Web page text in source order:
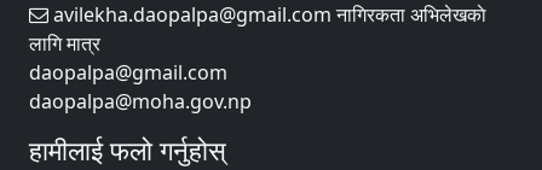
avilekha.daopalpa@gmail.com नागिरकता अभिलेखकाे
लागि मात्र
daopalpa@gmail.com
daopalpa@moha.gov.np
हामीलाई फलो गर्नुहोस्